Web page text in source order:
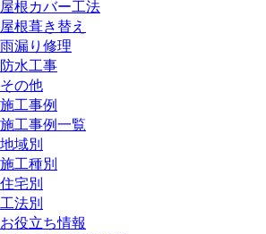
屋根カバー工法
屋根葺き替え
雨漏り修理
防水工事
その他
施工事例
施工事例一覧
地域別
施工種別
住宅別
工法別
お役立ち情報